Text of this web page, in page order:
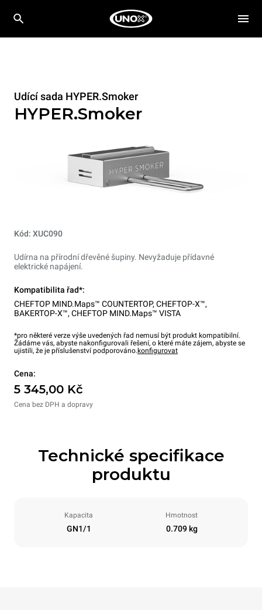
Udící sada HYPER.Smoker
HYPER.Smoker
Kód: XUC090
Udírna na přírodní dřevěné šupiny. Nevyžaduje přídavné
elektrické napájení.
Kompatibilita řad*:
CHEFTOP MIND.Maps™ COUNTERTOP, CHEFTOP-X™,
BAKERTOP-X™, CHEFTOP MIND.Maps™ VISTA
*pro některé verze výše uvedených řad nemusí být produkt kompatibilní.
Žádáme vás, abyste nakonfigurovali řešení, o které máte zájem, abyste se
ujistili, že je příslušenství podporováno.konfigurovat
Cena:
5 345,00 Kč
Cena bez DPH a dopravy
Technické specifikace
produktu
Kapacita
GN1/1
Hmotnost
0.709 kg